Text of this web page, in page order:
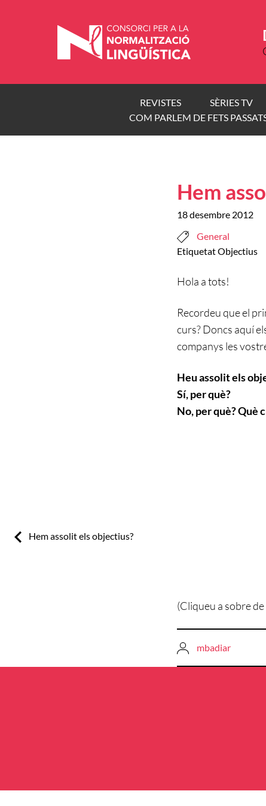
REVISTES SÈRIES TV
COM PARLEM DE FETS
Hem
18 desembre 2012
General
EtiquetatObjectius
Hola a tots!
Recordeu que el
curs? Doncs aquí
companys les
Heu assolit els
Sí, per què?
No, per què? Què
(Cliqueu a sobre
mbadiar
Previous:
Hem assolit els objectius?